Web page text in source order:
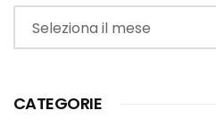
Archivi
CATEGORIE